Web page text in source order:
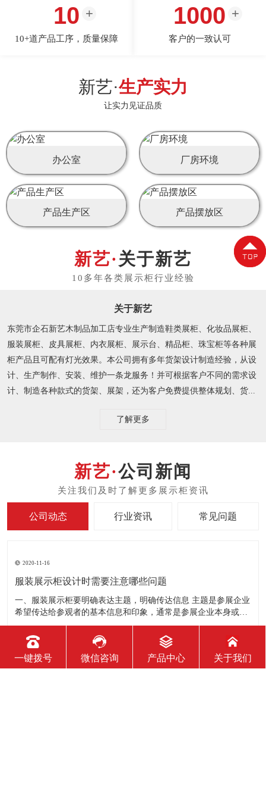
10
10+道产品工序，质量保障
1000
客户的一致认可
新艺·生产实力
让实力见证品质
办公室 厂房环境
产品生产区 产品摆放区
关于新艺
关于新艺
东莞市企石新艺木制品加工店专业生产制造鞋类展柜、化妆品展柜、
服装展柜、皮具展柜、内衣展柜、展示台、精品柜、珠宝柜等各种展
柜产品且可配有灯光效果。本公司拥有多年货架设计制造经验，从设
计、生产制作、安装、维护一条龙服务！并可根据客户不同的需求设
计、制造各种款式的货架、展架，还为客户免费提供整体规划、货...
了解更多
公司新闻
公司动态 行业资讯 常见问题
2020-11-16
服装展示柜设计时需要注意哪些问题
一、服装展示柜要明确表达主题，明确传达信息 主题是参展企业
希望传达给参观者的基本信息和印象，通常是参展企业本身或产
品。明确的主题从一方面看就是焦点，从另一方面看就是使用合
适的色彩、图表和布置，用协调一致的方式以造成统一的印象。
二、服装展示柜设计要有醒目标志 与众不同能吸引更多的参
2020-11-16
服装展柜对专卖店有哪些作用？
一键拨号 微信咨询 产品中心 关于我们